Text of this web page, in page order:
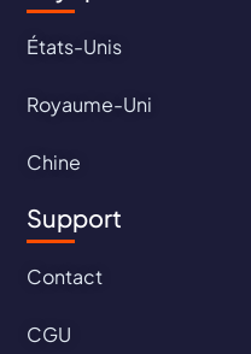
États-Unis
Royaume-Uni
Chine
Support
Contact
CGU